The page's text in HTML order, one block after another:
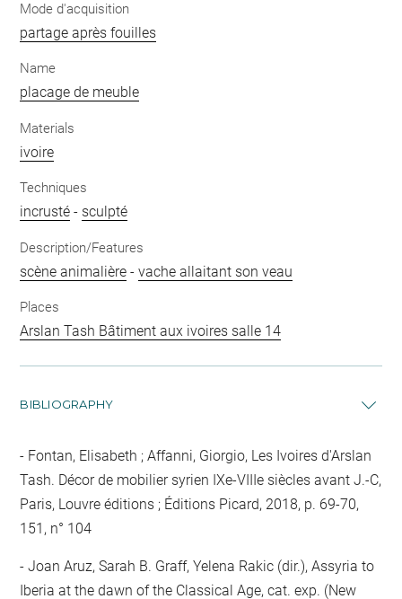
Mode d'acquisition
partage après fouilles
Name
placage de meuble
Materials
ivoire
Techniques
incrusté - sculpté
Description/Features
scène animalière -vache allaitant son veau
Places
Arslan Tash Bâtiment aux ivoires salle 14
BIBLIOGRAPHY
Fontan, Elisabeth ; Affanni, Giorgio, Les Ivoires d'Arslan
Tash. Décor de mobilier syrien IXe-VIIIe siècles avant J.-C,
Paris, Louvre éditions ; Éditions Picard, 2018, p. 69-70,
151, n° 104
Joan Aruz, Sarah B. Graff, Yelena Rakic (dir.), Assyria to
Iberia at the dawn of the Classical Age, cat. exp. (New